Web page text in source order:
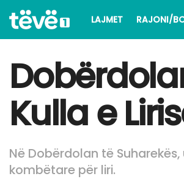
LAJMET RAJONI/
Kulla e
Në Dobërdolan të
kombëtare për liri.